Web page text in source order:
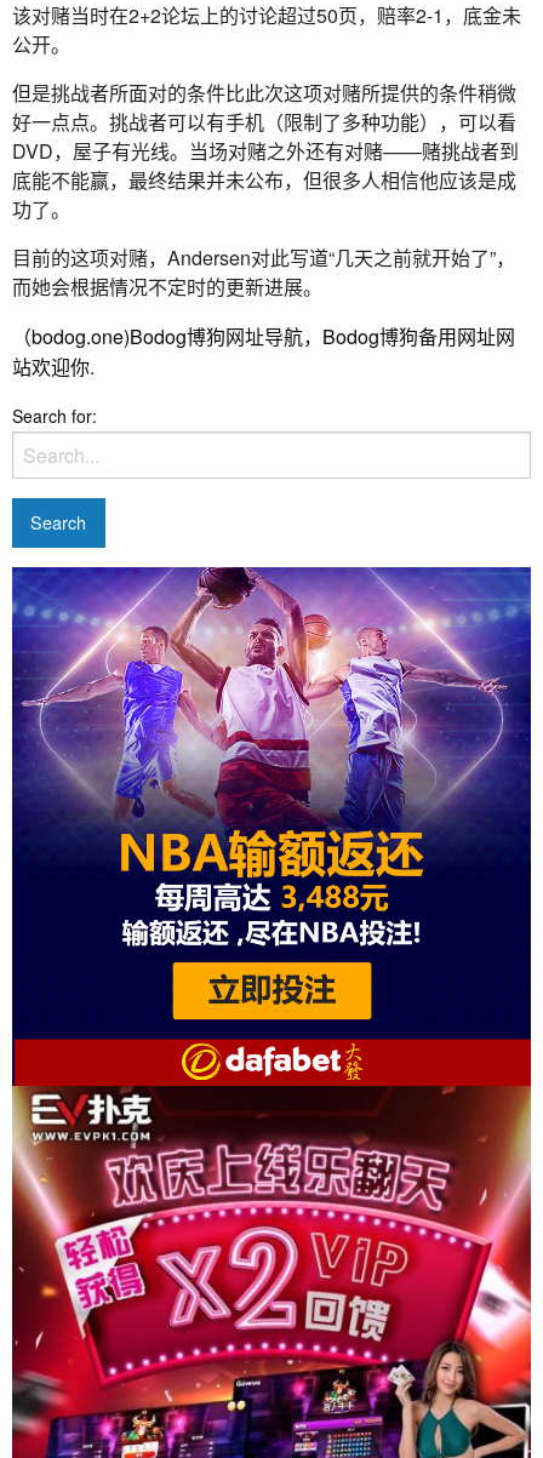
该对赌当时在2+2论坛上的讨论超过50页，赔率2-1，底金未
公开。
但是挑战者所面对的条件比此次这项对赌所提供的条件稍微
好一点点。挑战者可以有手机（限制了多种功能），可以看
DVD，屋子有光线。当场对赌之外还有对赌——赌挑战者到
底能不能赢，最终结果并未公布，但很多人相信他应该是成
功了。
目前的这项对赌，Andersen对此写道“几天之前就开始了”，
而她会根据情况不定时的更新进展。
（bodog.one)Bodog博狗网址导航，Bodog博狗备用网址网
站欢迎你.
Search for: